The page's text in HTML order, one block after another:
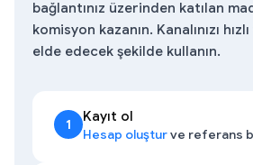
bağlantınız üzerinden katılan
komisyon kazanın. Kanalınızı
elde edecek şekilde kullanın.
1
Kayıt ol
Hesap oluşturve referans